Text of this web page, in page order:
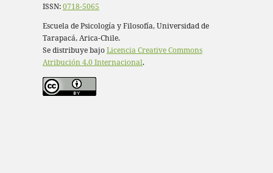
ISSN:0718-5065
Escuela de Psicología y Filosofía, Universidad de
Tarapacá, Arica-Chile.
Se distribuye bajoLicencia Creative Commons
Atribución 4.0 Internacional.